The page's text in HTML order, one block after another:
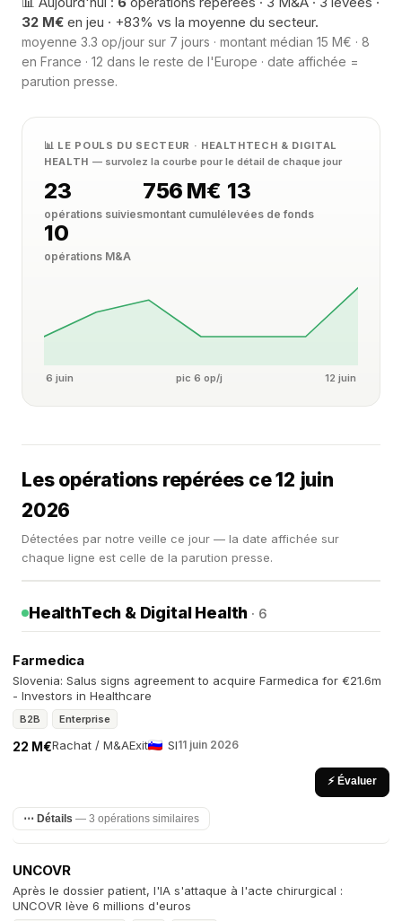
32 M€ en jeu · +83% vs la moyenne du secteur.
moyenne 3.3 op/jour sur 7 jours · montant médian 15 M€ · 8
en France · 12 dans le reste de l'Europe · date affichée =
parution presse.
📊 LE POULS DU SECTEUR · HEALTHTECH & DIGITAL
HEALTH — survolez la courbe pour le détail de chaque jour
23
opérations suivies
756 M€
montant cumulé
13
levées de fonds
10
opérations M&A
6 juin pic 6 op/j 12 juin
Les opérations repérées ce 12 juin
2026
Détectées par notre veille ce jour — la date affichée sur
chaque ligne est celle de la parution presse.
HealthTech & Digital Health · 6
Farmedica
Slovenia: Salus signs agreement to acquire Farmedica for €21.6m
- Investors in Healthcare
B2B Enterprise
Rachat / M&A
22 M€ Exit SI11 juin 2026
⚡ Évaluer
⋯ Détails — 3 opérations similaires
UNCOVR
Après le dossier patient, l'IA s'attaque à l'acte chirurgical :
UNCOVR lève 6 millions d'euros